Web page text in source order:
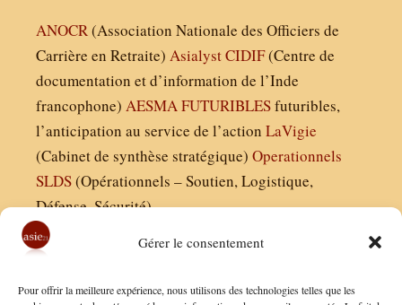
Gérer le consentement
Pour offrir la meilleure expérience, nous utilisons des technologies telles que les
ANOCR(Association Nationale des Officiers de
Carrière en Retraite) AsialystCIDIF(Centre de
documentation et d’information de l’Inde
francophone) AESMAFUTURIBLESfuturibles,
l’anticipation au service de l’action LaVigie
(Cabinet de synthèse stratégique) Operationnels
SLDS(Opérationnels – Soutien, Logistique,
Défense, Sécurité)